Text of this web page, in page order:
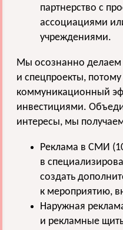
партнерство с
ассоциациями
учреждениями.
Мы осознанно делаем
и спецпроекты,
коммуникационный
инвестициями.
интересы, мы
Реклама в СМИ
в
создать
к мероприятию,
Наружная
и рекламные